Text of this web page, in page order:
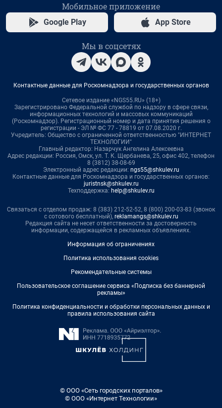
Мобильное приложение
Google Play App Store
Мы в соцсетях
Контактные данные для Роскомнадзора и государственных органов
Сетевое издание «NGS55.RU» (18+)
Зарегистрировано Федеральной службой по надзору в сфере связи,
информационных технологий и массовых коммуникаций
(Роскомнадзор). Регистрационный номер и дата принятия решения о
регистрации - ЭЛ № ФС 77 - 78819 от 07.08.2020 г.
Учредитель: Общество с ограниченной ответственностью "ИНТЕРНЕТ
ТЕХНОЛОГИИ"
Главный редактор: Назарчук Ангелина Алексеевна
Адрес редакции: Россия, Омск, ул. Т. К. Щербанева, 25, офис 402, телефон
8 (3812) 38-08-69
Электронный адрес редакции: ngs55@shkulev.ru
Контактные данные для Роскомнадзора и государственных органов:
juristnsk@shkulev.ru
Техподдержка: help@shkulev.ru
Связаться с отделом продаж: 8 (383) 212-52-52, 8 (800) 200-03-83 (звонок
с сотового бесплатный), reklamangs@shkulev.ru
Редакция сайта не несет ответственности за достоверность
информации, содержащейся в рекламных объявлениях.
Информация об ограничениях
Политика использования cookies
Рекомендательные системы
Пользовательское соглашение сервиса «Подписка без баннерной
рекламы»
Политика конфиденциальности и обработки персональных данных и
правила использования сайта
© ООО «Сеть городских порталов»
© ООО «Интернет Технологии»